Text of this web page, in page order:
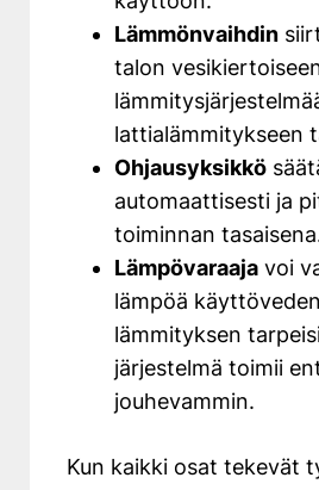
Lämmönvaihdin
talon
lattialämmitykseen
Ohjausyksikkö
automaattisesti ja
toiminnan
Lämpövaraajavoi
lämpöä
lämmityksen
järjestelmä toimii
jouhevammin.
Kun kaikki osat tekevät